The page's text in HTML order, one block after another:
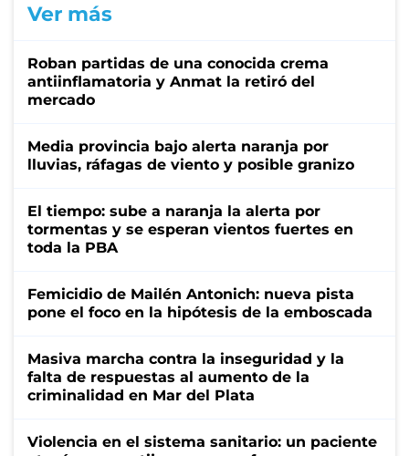
Ver más
Roban partidas de una conocida crema
antiinflamatoria y Anmat la retiró del
mercado
Media provincia bajo alerta naranja por
lluvias, ráfagas de viento y posible granizo
El tiempo: sube a naranja la alerta por
tormentas y se esperan vientos fuertes en
toda la PBA
Femicidio de Mailén Antonich: nueva pista
pone el foco en la hipótesis de la emboscada
Masiva marcha contra la inseguridad y la
falta de respuestas al aumento de la
criminalidad en Mar del Plata
Violencia en el sistema sanitario: un paciente